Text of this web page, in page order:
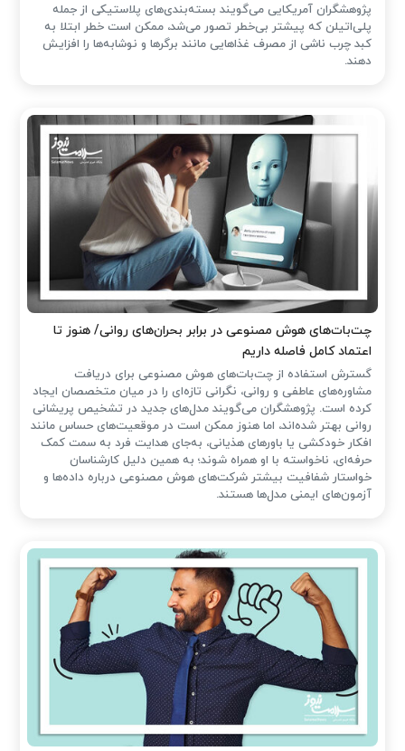
پژوهشگران آمریکایی می‌گویند بسته‌بندی‌های پلاستیکی از جمله
پلی‌اتیلن که پیشتر بی‌خطر تصور می‌شد، ممکن است خطر ابتلا به
کبد چرب ناشی از مصرف غذاهایی مانند برگرها و نوشابه‌ها را افزایش
دهند.
چت‌بات‌های هوش مصنوعی در برابر بحران‌های روانی/ هنوز تا
اعتماد کامل فاصله داریم
گسترش استفاده از چت‌بات‌های هوش مصنوعی برای دریافت
مشاوره‌های عاطفی و روانی، نگرانی تازه‌ای را در میان متخصصان ایجاد
کرده است. پژوهشگران می‌گویند مدل‌های جدید در تشخیص پریشانی
روانی بهتر شده‌اند، اما هنوز ممکن است در موقعیت‌های حساس مانند
افکار خودکشی یا باورهای هذیانی، به‌جای هدایت فرد به سمت کمک
حرفه‌ای، ناخواسته با او همراه شوند؛ به همین دلیل کارشناسان
خواستار شفافیت بیشتر شرکت‌های هوش مصنوعی درباره داده‌ها و
آزمون‌های ایمنی مدل‌ها هستند.